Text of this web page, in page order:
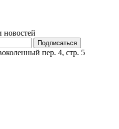
новостей
Подписаться
пер. 4, стр. 5